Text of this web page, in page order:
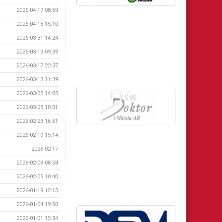
2026-04-17 08:59
2026-04-15 15:10
2026-03-31 14:24
2026-03-19 09:39
2026-03-17 22:37
2026-03-13 11:39
2026-03-05 14:05
2026-03-05 10:31
2026-02-23 16:51
2026-02-19 15:14
2026-02-17
2026-02-08 08:58
2026-02-05 10:40
2026-01-19 12:15
2026-01-04 19:50
2026-01-01 15:34